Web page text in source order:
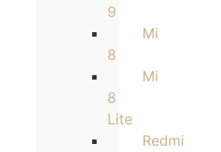
9
Mi
8
Mi
8
Lite
Redmi